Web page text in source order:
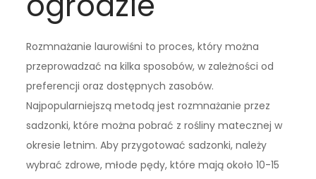
Rozmnażanie laurowiśni to proces, który można
przeprowadzać na kilka sposobów, w zależności od
preferencji oraz dostępnych zasobów.
Najpopularniejszą metodą jest rozmnażanie przez
sadzonki, które można pobrać z rośliny matecznej w
okresie letnim. Aby przygotować sadzonki, należy
wybrać zdrowe, młode pędy, które mają około 10-15